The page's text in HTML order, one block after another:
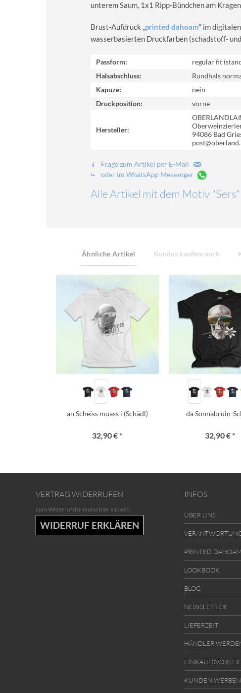
unterem Saum, 1x1 Ripp-Bündchen am
Brust-Aufdruck „printed dahoam“ im
wasserbasierten Druckfarben (schadstoff-
Passform:
regular fit
Halsabschluss:
Rundhals
Kapuze:
nein
Druckposition:
vorne
Hersteller:
94086 Bad
Frage zum Artikel per E-Mail
oder im WhatsApp Messenger
Alle Artikel mit dem Motiv "Sers"
Ähnliche Artikel Kunden kauften auch
an Scheiss muass i (Schädl)
32,90 € *
da Sonnabruin-
32,90 € *
VERTRAG WIDERRUFEN
zum Widerrufsformular hier klicken:
WIDERRUF ERKLÄREN
INFOS
ÜBER UNS
PRINTED DAHOAM
LOOKBOOK
BLOG
NEWSLETTER
LIEFERZEIT
HÄNDLER
KUNDEN